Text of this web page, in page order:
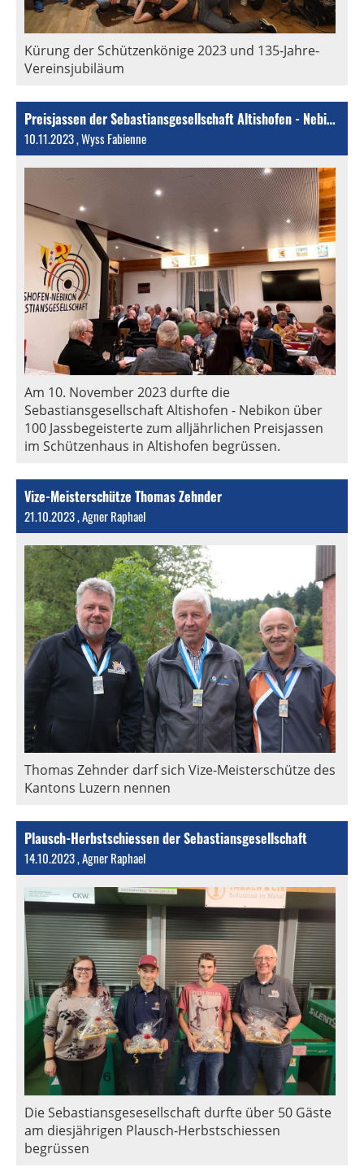
Kürung der Schützenkönige 2023 und 135-Jahre-
Vereinsjubiläum
Preisjassen der Sebastiansgesellschaft Altishofen - Nebikon
10.11.2023, Wyss Fabienne
Am 10. November 2023 durfte die
Sebastiansgesellschaft Altishofen - Nebikon über
100 Jassbegeisterte zum alljährlichen Preisjassen
im Schützenhaus in Altishofen begrüssen.
Vize-Meisterschütze Thomas Zehnder
21.10.2023, Agner Raphael
Thomas Zehnder darf sich Vize-Meisterschütze des
Kantons Luzern nennen
Plausch-Herbstschiessen der Sebastiansgesellschaft
14.10.2023, Agner Raphael
Die Sebastiansgesesellschaft durfte über 50 Gäste
am diesjährigen Plausch-Herbstschiessen
begrüssen